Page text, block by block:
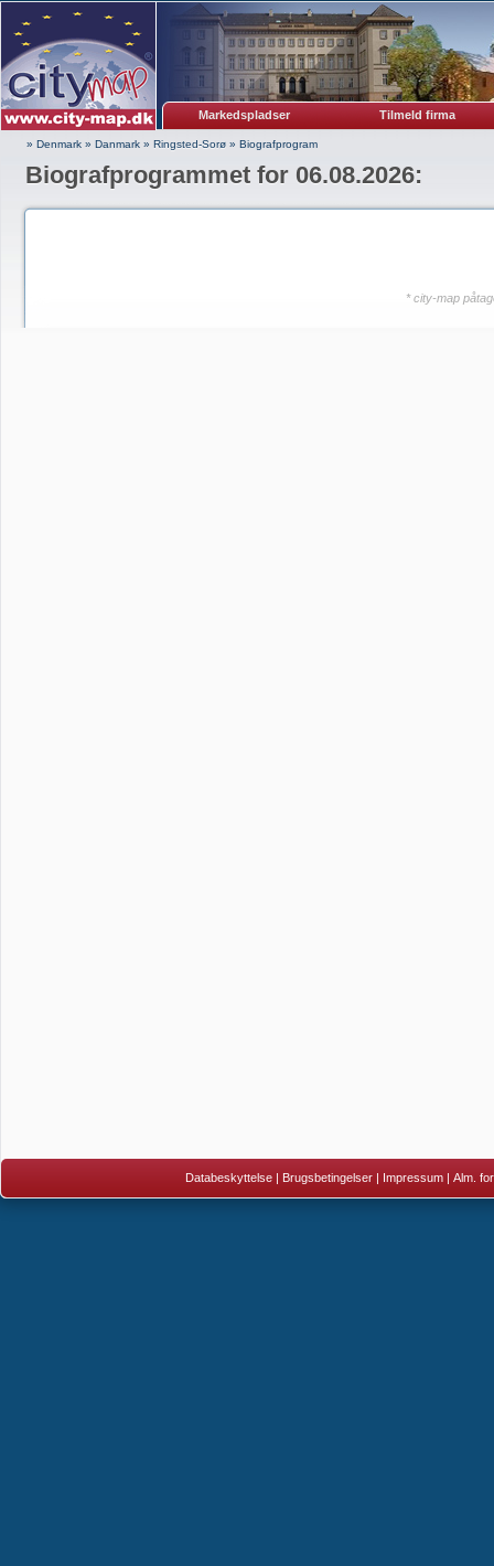
Markedspladser Tilmeld firma
» Denmark » Danmark » Ringsted-Sorø » Biografprogram
Biografprogrammet for 06.08.2026:
* city-map
Databeskyttelse | Brugsbetingelser | Impressum | Alm.